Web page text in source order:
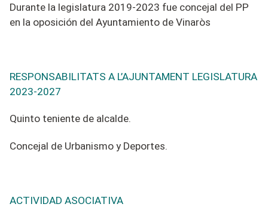
Durante la legislatura 2019-2023 fue concejal del PP
en la oposición del Ayuntamiento de Vinaròs
RESPONSABILITATS A L’AJUNTAMENT LEGISLATURA
2023-2027
Quinto teniente de alcalde.
Concejal de Urbanismo y Deportes.
ACTIVIDAD ASOCIATIVA